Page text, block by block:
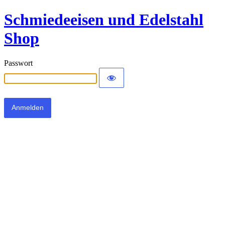
Schmiedeeisen und Edelstahl
Shop
Passwort